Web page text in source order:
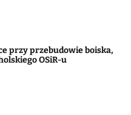
przy przebudowie boiska,
OSiR-u